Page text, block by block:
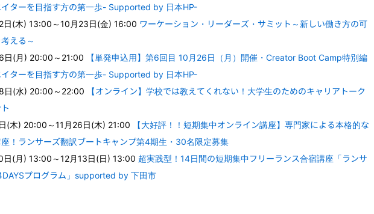
イターを目指す方の第一歩- Supported by 日本HP-
日(木) 13:00～10月23日(金) 16:00 ワーケーション・リーダーズ・サミット～新しい働き方の可
える～
日(月) 20:00～21:00
【単発申込用】第6回目 10月26日（月）開催・Creator Boot Camp特別編
イターを目指す方の第一歩- Supported by 日本HP-
日(水) 20:00～22:00
【オンライン】学校では教えてくれない！大学生のためのキャリアトーク
(木) 20:00～11月26日(木) 21:00
【大好評！！短期集中オンライン講座】専門家による本格的な
！ランサーズ翻訳ブートキャンプ第4期生・30名限定募集
日(月) 13:00～12月13日(日) 13:00 超実践型！14日間の短期集中フリーランス合宿講座「ランサ
プログラム」supported by 下田市